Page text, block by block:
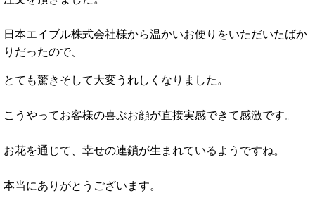
日本エイブル株式会社様から温かいお便りをいただいたばか
りだったので、
とても驚きそして大変うれしくなりました。
こうやってお客様の喜ぶお顔が直接実感できて感激です。
お花を通じて、幸せの連鎖が生まれているようですね。
本当にありがとうございます。